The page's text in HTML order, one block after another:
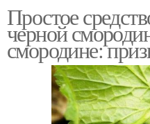
Простое
черной
смородине: